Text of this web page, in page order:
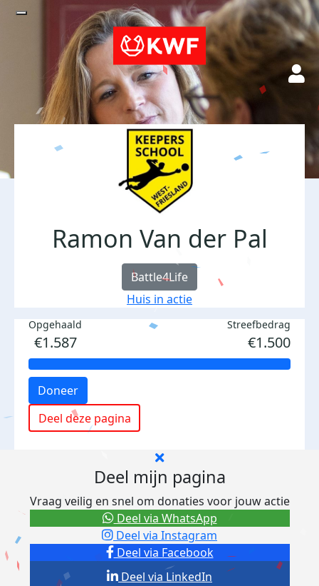
Ramon Van der Pal
Battle4Life
Huis in actie
Opgehaald
€1.587
Streefbedrag
€1.500
Doneer
Deel deze pagina
Deel mijn pagina
Vraag veilig en snel om donaties voor jouw actie
Deel via Facebook
Deel via Instagram
Deel via LinkedIn
Deel via WhatsApp